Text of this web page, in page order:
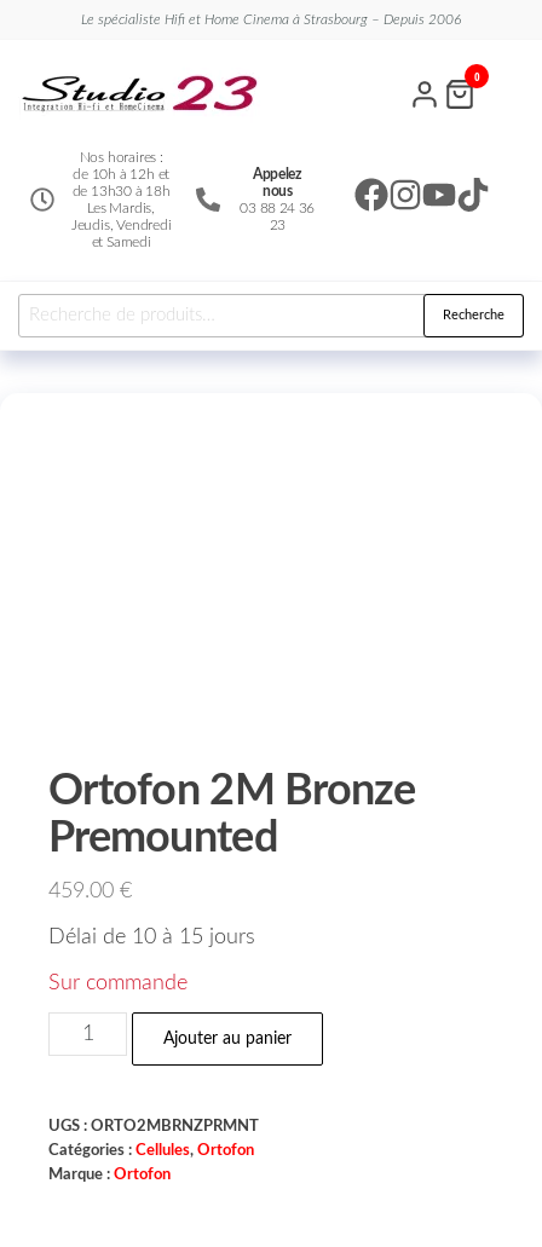
Le spécialiste Hifi et Home Cinema à Strasbourg – Depuis 2006
Nos horaires :
de 10h à 12h et
de 13h30 à 18h
Les Mardis,
Jeudis, Vendredi
et Samedi
Appelez
nous
03 88 24 36
23
0
Recherche
Ortofon 2M Bronze
Premounted
459.00 €
Délai de 10 à 15 jours
Sur commande
Ajouter au panier
UGS : ORTO2MBRNZPRMNT
Catégories : Cellules, Ortofon
Marque : Ortofon